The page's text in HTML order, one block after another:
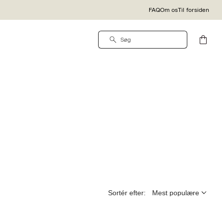
FAQOm osTil forsiden
Sortér efter: